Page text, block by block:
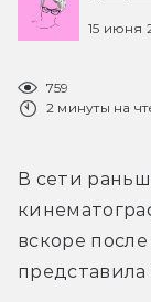
15 июня
759
2 минуты на
В сети
вскоре
представила